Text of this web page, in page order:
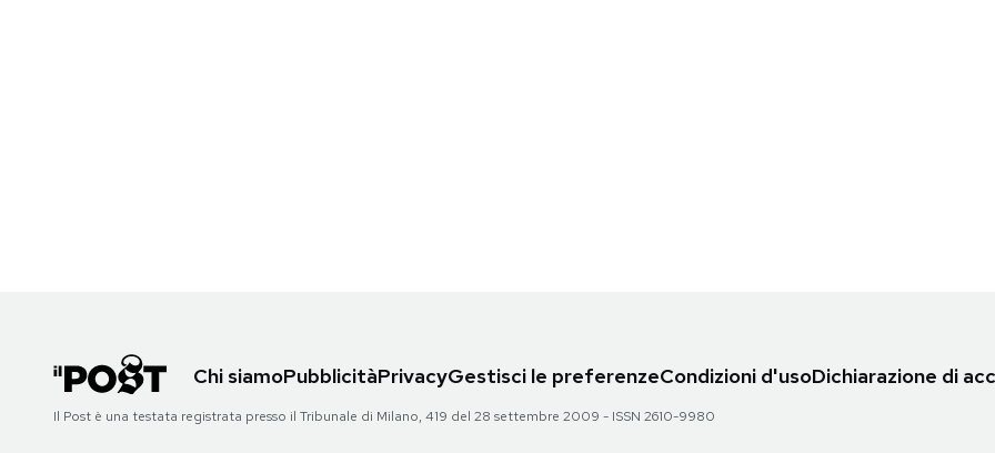
Chi siamoPubblicitàPrivacyGestisci le preferenzeCondizioni d'usoDichiarazione di
Il Post è una testata registrata presso il Tribunale di Milano, 419 del 28 settembre 2009 - ISSN 2610-9980